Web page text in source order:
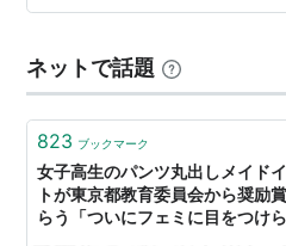
認から 教科書を自分で購入し
絞られるため、複数の出版社
ネットで話題
823 ブックマーク
女子高生のパンツ丸出しメイド
トが東京都教育委員会から奨励
らう「ついにフェミに目をつけ